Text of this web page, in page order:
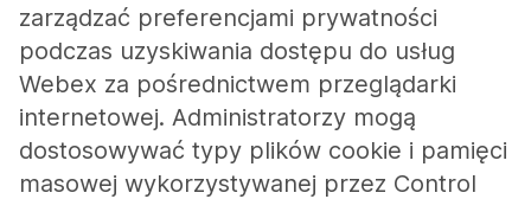
zarządzać preferencjami prywatności
podczas uzyskiwania dostępu do usług
Webex za pośrednictwem przeglądarki
internetowej. Administratorzy mogą
dostosowywać typy plików cookie i pamięci
masowej wykorzystywanej przez Control